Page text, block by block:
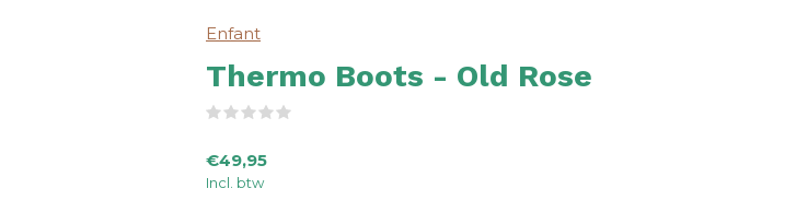
Enfant
Thermo Boots - Old Rose
€49,95
Incl. btw